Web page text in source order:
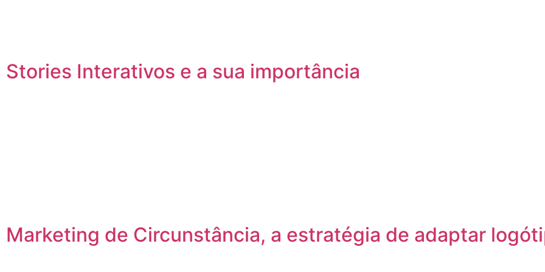
Stories Interativos e a sua importância
Marketing de Circunstância, a estratégia de adaptar